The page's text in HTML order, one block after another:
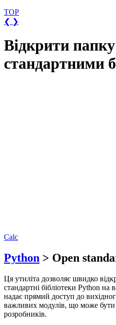
TOP
❮ ❯
Відкрити папку
стандартними
Calc
Python > Open
Ця утиліта дозволяє швидко
стандартні бібліотеки Python
надає прямий доступ до
важливих модулів, що може
розробників.